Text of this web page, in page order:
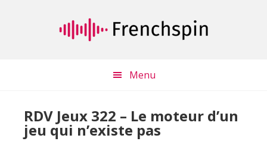
Menu
RDV Jeux 322 – Le moteur d’un
jeu qui n’existe pas